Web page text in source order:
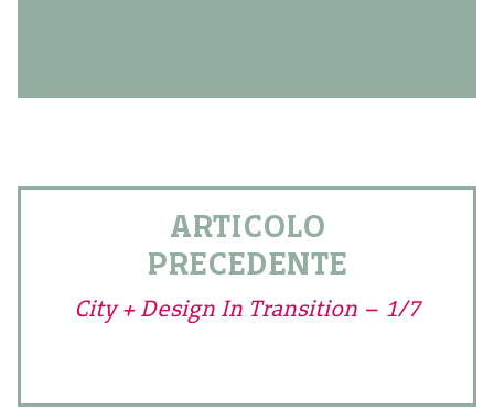
ARTICOLO
PRECEDENTE
City + Design In Transition – 1/7